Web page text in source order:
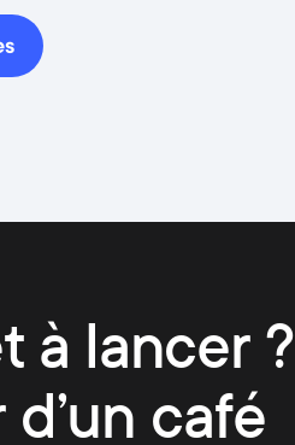
à lancer ?
café